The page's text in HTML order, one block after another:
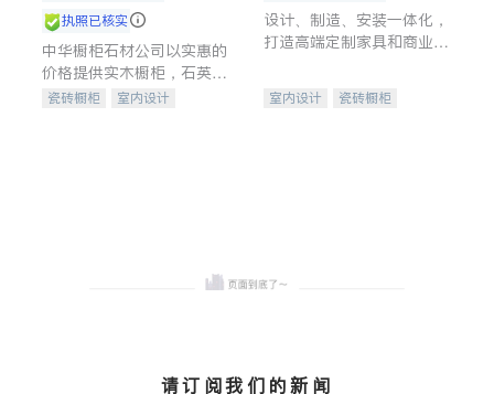
执照已核实
中华橱柜石材公司以实惠的
价格提供实木橱柜，石英石
台面，多种优质不锈钢水
瓷砖橱柜
室内设计
设计、制造、安装一体化，
打造高端定制家具和商业空
室内设计
瓷砖橱柜
请订阅我们的新闻